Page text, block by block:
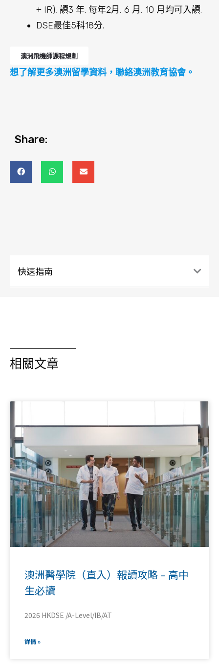
+ IR), 讀3 年. 每年2月, 6 月, 10 月均可入讀.
DSE最佳5科18分.
澳洲飛機師課程規劃
想了解更多澳洲留學資料，聯絡澳洲教育協會。
Share:
快速指南
相關文章
澳洲醫學院（直入）報讀攻略 – 高中
生必讀
2026 HKDSE /A-Level/IB/AT
詳情 »